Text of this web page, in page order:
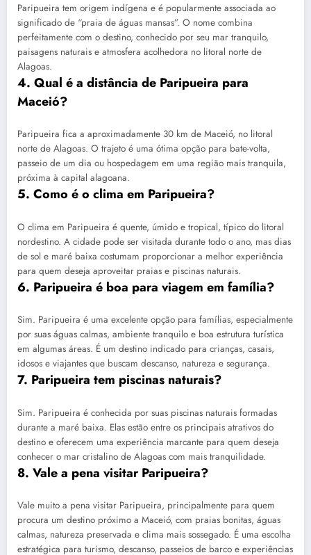
Paripueira tem origem indígena e é popularmente associada ao
significado de “praia de águas mansas”. O nome combina
perfeitamente com o destino, conhecido por seu mar tranquilo,
paisagens naturais e atmosfera acolhedora no litoral norte de
Alagoas.
4. Qual é a distância de Paripueira para
Maceió?
Paripueira fica a aproximadamente 30 km de Maceió, no litoral
norte de Alagoas. O trajeto é uma ótima opção para bate-volta,
passeio de um dia ou hospedagem em uma região mais tranquila,
próxima à capital alagoana.
5. Como é o clima em Paripueira?
O clima em Paripueira é quente, úmido e tropical, típico do litoral
nordestino. A cidade pode ser visitada durante todo o ano, mas dias
de sol e maré baixa costumam proporcionar a melhor experiência
para quem deseja aproveitar praias e piscinas naturais.
6. Paripueira é boa para viagem em família?
Sim. Paripueira é uma excelente opção para famílias, especialmente
por suas águas calmas, ambiente tranquilo e boa estrutura turística
em algumas áreas. É um destino indicado para crianças, casais,
idosos e viajantes que buscam descanso, natureza e segurança.
7. Paripueira tem piscinas naturais?
Sim. Paripueira é conhecida por suas piscinas naturais formadas
durante a maré baixa. Elas estão entre os principais atrativos do
destino e oferecem uma experiência marcante para quem deseja
conhecer o mar cristalino de Alagoas com mais tranquilidade.
8. Vale a pena visitar Paripueira?
Vale muito a pena visitar Paripueira, principalmente para quem
procura um destino próximo a Maceió, com praias bonitas, águas
calmas, natureza preservada e clima mais sossegado. É uma escolha
estratégica para turismo, descanso, passeios de barco e experiências